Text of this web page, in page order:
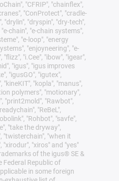
"CFRIP", "chainflex",
"ConProtect", "cradle-
"drylin", "dryspin", "dry-tech",
chain", "e-chain systems",
"e-loop", "energy
"enjoyneering", "e-
"flizz", "i.Cee", "ibow", "igear",
"igus", "igus improves
"igusGO", "igutex",
"kineKIT", "kopla", "manus",
polymers", "motionary",
"print2mold", "Rawbot",
"ReBeL",
"Rohbot", "savfe",
"take the dryway",
"twisterchain", "when it
"xirodur", "xiros" and "yes"
of the igus® SE &
Federal Republic of
in some foreign